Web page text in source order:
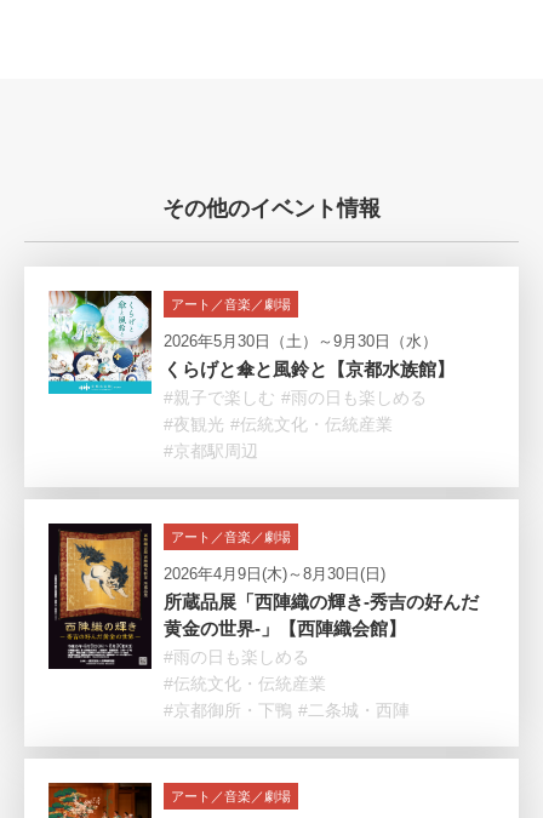
その他のイベント情報
アート／音楽／劇場
2026年5月30日（土）～9月30日（水）
くらげと傘と風鈴と【京都水族館】
#親子で楽しむ #雨の日も楽しめる
#夜観光 #伝統文化・伝統産業
#京都駅周辺
アート／音楽／劇場
2026年4月9日(木)～8月30日(日)
所蔵品展「西陣織の輝き-秀吉の好んだ
黄金の世界-」【西陣織会館】
#雨の日も楽しめる
#伝統文化・伝統産業
#京都御所・下鴨 #二条城・西陣
アート／音楽／劇場